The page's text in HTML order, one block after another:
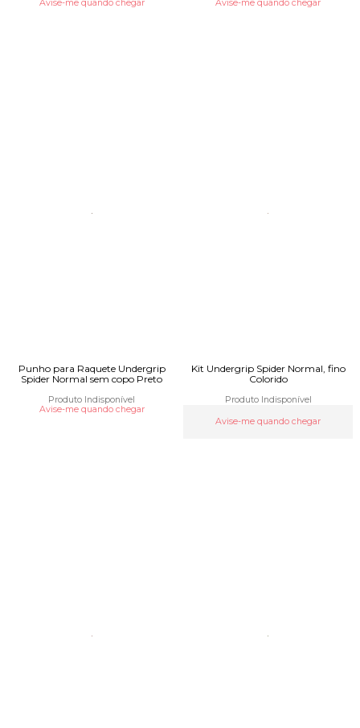
Avise-me quando chegar Avise-me quando chegar
Punho para Raquete Undergrip
Spider Normal sem copo Preto
Produto Indisponível
Avise-me quando chegar
Kit Undergrip Spider Normal, fino
Colorido
Produto Indisponível
Avise-me quando chegar